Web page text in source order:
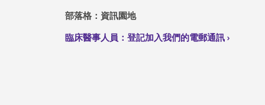
部落格：資訊園地
臨床醫事人員：登記加入我們的電郵通訊